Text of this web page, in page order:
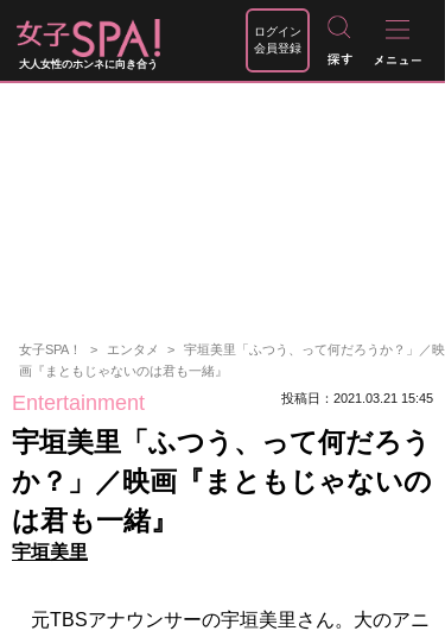
大人女性のホンネに向き合う
ログイン
会員登録
女子SPA！ エンタメ
宇垣美里「ふつう、って何だろうか？」／映
画『まともじゃないのは君も一緒』
Entertainment 投稿日：2021.03.21 15:45
宇垣美里「ふつう、って何だろう
か？」／映画『まともじゃないの
は君も一緒』
宇垣美里
元TBSアナウンサーの宇垣美里さん。大のアニ